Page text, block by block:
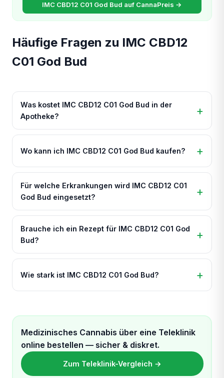
IMC CBD12 C01 God Bud auf CannaPreis →
Häufige Fragen zu IMC CBD12
C01 God Bud
Was kostet IMC CBD12 C01 God Bud in der
Apotheke?
Wo kann ich IMC CBD12 C01 God Bud kaufen?
Für welche Erkrankungen wird IMC CBD12 C01
God Bud eingesetzt?
Brauche ich ein Rezept für IMC CBD12 C01 God
Bud?
Wie stark ist IMC CBD12 C01 God Bud?
Medizinisches Cannabis über eine Teleklinik
online bestellen — sicher & diskret.
Zum Teleklinik-Vergleich →